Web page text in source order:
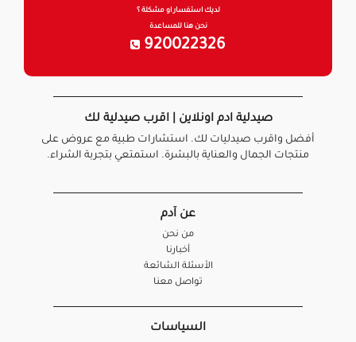
لديك استفسار او مشكلة ؟
نحن هنا للمساعدة
920022326
صيدلية ادم اونلاين | اقرب صيدلية لك
أفضل واقرب صيدليات لك. استشارات طبية مع عروض على
منتجات الجمال والعناية بالبشرة. استمتعي بتجربة الشراء.
عن آدم
من نحن
أخبارنا
الأسئلة الشائعة
تواصل معنا
السياسات